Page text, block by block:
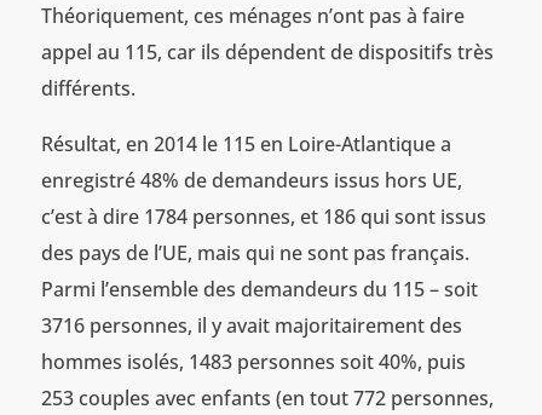
Théoriquement, ces ménages n’ont pas à faire
appel au 115, car ils dépendent de dispositifs très
différents.
Résultat, en 2014 le 115 en Loire-Atlantique a
enregistré 48% de demandeurs issus hors UE,
c’est à dire 1784 personnes, et 186 qui sont issus
des pays de l’UE, mais qui ne sont pas français.
Parmi l’ensemble des demandeurs du 115 – soit
3716 personnes, il y avait majoritairement des
hommes isolés, 1483 personnes soit 40%, puis
253 couples avec enfants (en tout 772 personnes,